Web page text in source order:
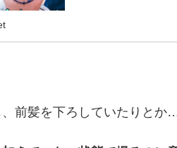
、前髪を下ろしていたりとか